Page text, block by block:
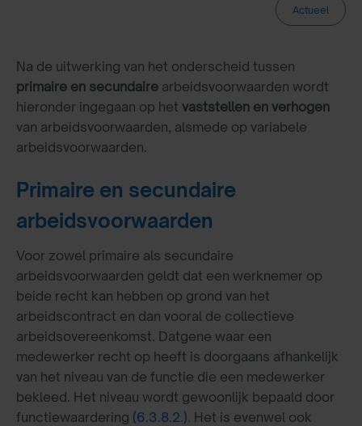
Actueel
Na de uitwerking van het onderscheid tussen
primaire en secundaire arbeidsvoorwaarden wordt
hieronder ingegaan op het vaststellen en verhogen
van arbeidsvoorwaarden, alsmede op variabele
arbeidsvoorwaarden.
Primaire en secundaire
arbeidsvoorwaarden
Voor zowel primaire als secundaire
arbeidsvoorwaarden geldt dat een werknemer op
beide recht kan hebben op grond van het
arbeidscontract en dan vooral de collectieve
arbeidsovereenkomst. Datgene waar een
medewerker recht op heeft is doorgaans afhankelijk
van het niveau van de functie die een medewerker
bekleed. Het niveau wordt gewoonlijk bepaald door
functiewaardering (6.3.8.2.). Het is evenwel ook